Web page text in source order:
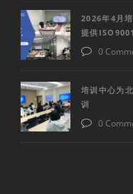
2026年4月
提供
0
培训中心为
训
0